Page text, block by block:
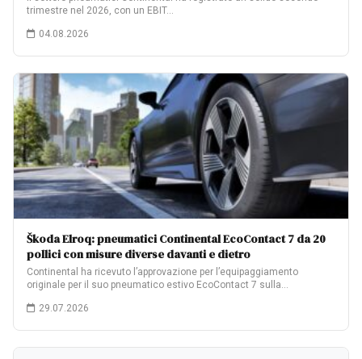
trimestre nel 2026, con un EBIT…
04.08.2026
Škoda Elroq: pneumatici Continental EcoContact 7 da 20
pollici con misure diverse davanti e dietro
Continental ha ricevuto l’approvazione per l’equipaggiamento
originale per il suo pneumatico estivo EcoContact 7 sulla…
29.07.2026